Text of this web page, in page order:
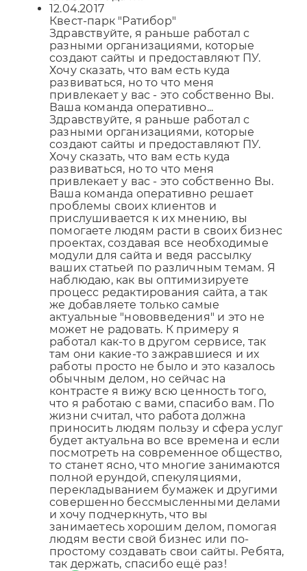
12.04.2017
Квест-парк "Ратибор"
Здравствуйте, я раньше работал с
разными организациями, которые
создают сайты и предоставляют ПУ.
Хочу сказать, что вам есть куда
развиваться, но то что меня
привлекает у вас - это собственно Вы.
Ваша команда оперативно...
Здравствуйте, я раньше работал с
разными организациями, которые
создают сайты и предоставляют ПУ.
Хочу сказать, что вам есть куда
развиваться, но то что меня
привлекает у вас - это собственно Вы.
Ваша команда оперативно решает
проблемы своих клиентов и
прислушивается к их мнению, вы
помогаете людям расти в своих бизнес
проектах, создавая все необходимые
модули для сайта и ведя рассылку
ваших статьей по различным темам. Я
наблюдаю, как вы оптимизируете
процесс редактирования сайта, а так
же добавляете только самые
актуальные "нововведения" и это не
может не радовать. К примеру я
работал как-то в другом сервисе, так
там они какие-то зажравшиеся и их
работы просто не было и это казалось
обычным делом, но сейчас на
контрасте я вижу всю ценность того,
что я работаю с вами, спасибо вам. По
жизни считал, что работа должна
приносить людям пользу и сфера услуг
будет актуальна во все времена и если
посмотреть на современное общество,
то станет ясно, что многие занимаются
полной ерундой, спекуляциями,
перекладыванием бумажек и другими
совершенно бессмысленными делами
и хочу подчеркнуть, что вы
занимаетесь хорошим делом, помогая
людям вести свой бизнес или по-
простому создавать свои сайты. Ребята,
так держать, спасибо ещё раз!